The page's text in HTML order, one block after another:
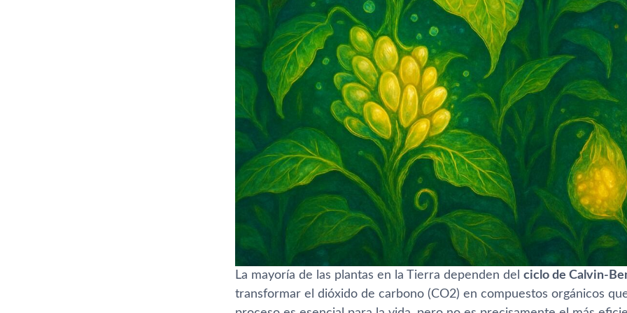
La mayoría de las plantas en la Tierra dependen del ciclo de Calvin-
transformar el dióxido de carbono (CO2) en compuestos orgánicos